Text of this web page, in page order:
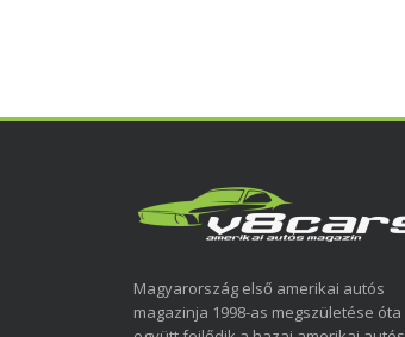
Magyarország első amerikai autós
magazinja 1998-as megszületése óta